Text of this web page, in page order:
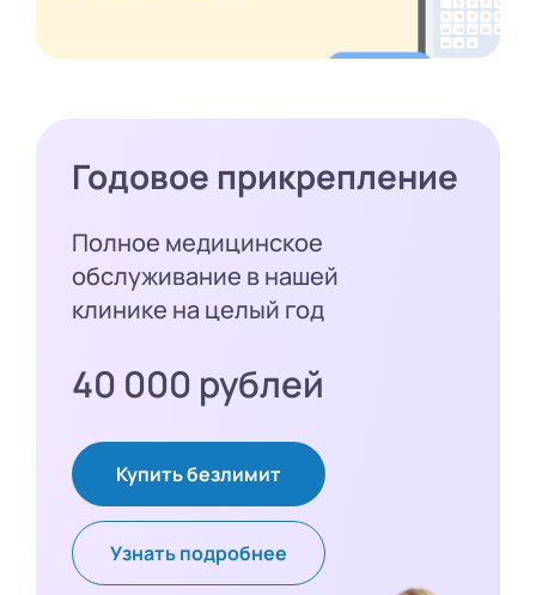
Годовое прикрепление
Полное медицинское
обслуживание в нашей
клинике на целый год
40 000 рублей
Купить безлимит
Узнать подробнее